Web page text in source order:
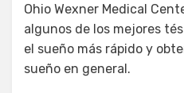
Ohio Wexner Medical
algunos de los mejores
el sueño más rápido y
sueño en general.